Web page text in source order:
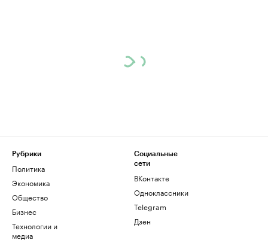
Рубрики
Политика
Экономика
Общество
Бизнес
Технологии и
медиа
Социальные
сети
ВКонтакте
Одноклассники
Telegram
Дзен